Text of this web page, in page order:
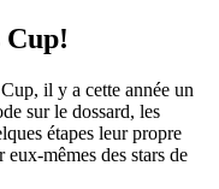
il y a cette année un
sur le dossard, les
étapes leur propre
eux-mêmes des stars de